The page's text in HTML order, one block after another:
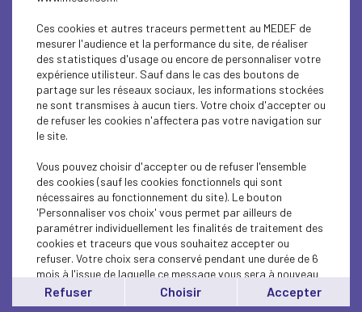
politique clair. Le taux de participation avait été
de 42,43% en 2014. Seules les listes
comptabilisant plus de 5% des voix obtiendront
des sièges.
Brexit : les Britanniques voteront pour les
européennes quoiqu’il advienne
Le 7 mai, le vice-Premier ministre britannique,
élections européennes le 23 mai au Royaume-
Uni. Car, le délai est désormais trop court pour
ratifier un éventuel accord de sortie avant cette
date. Néanmoins, le gouvernement entend
redoubler d'effort et de dialogue avec tous les
députés pour que le report du Brexit soit aussi
court que possible et que les eurodéputés
britanniques n’aient jamais à siéger. Le nouveau
Parlement s’installera le 2 juillet.
Ces cookies et autres traceurs permettent au MEDEF de
mesurer l'audience et la performance du site, de réaliser
des statistiques d'usage ou encore de personnaliser votre
expérience utilisteur. Sauf dans le cas des boutons de
partage sur les réseaux sociaux, les informations stockées
ne sont transmises à aucun tiers. Votre choix d'accepter ou
de refuser les cookies n'affectera pas votre navigation sur
le site.
Vous pouvez choisir d'accepter ou de refuser l'ensemble
des cookies (sauf les cookies fonctionnels qui sont
nécessaires au fonctionnement du site). Le bouton
'Personnaliser vos choix' vous permet par ailleurs de
paramétrer individuellement les finalités de traitement des
cookies et traceurs que vous souhaitez accepter ou
refuser. Votre choix sera conservé pendant une durée de 6
mois à l'issue de laquelle ce message vous sera à nouveau
affiché..
Vous pouvez modifier votre choix à tout moment en
Refuser Choisir Accepter